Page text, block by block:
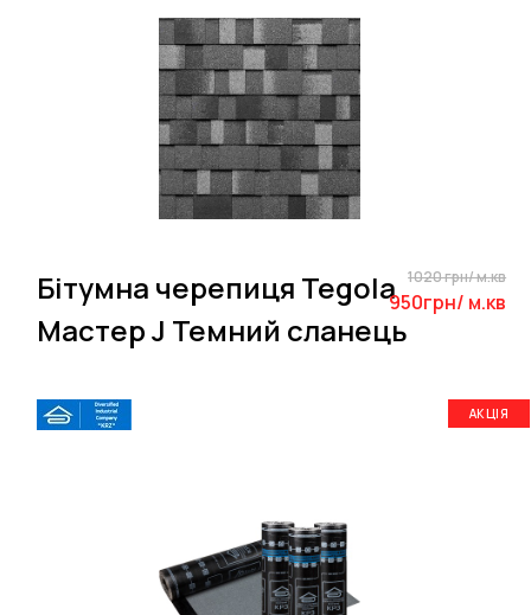
Бітумна черепиця Tegola
Мастер J Темний сланець
1020 грн/ м.кв
950грн/ м.кв
АКЦІЯ